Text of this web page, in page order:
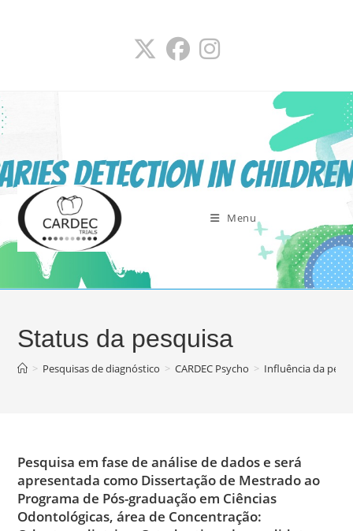
Menu
Status da pesquisa
> Pesquisas de diagnóstico > CARDEC Psycho > Influência da
Pesquisa em fase de análise de dados e será
apresentada como Dissertação de Mestrado ao
Programa de Pós-graduação em Ciências
Odontológicas, área de Concentração: